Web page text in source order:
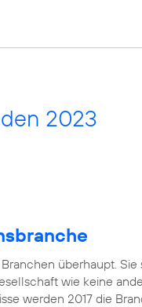
2023
überhaupt. Sie
wie keine
werden 2017 die